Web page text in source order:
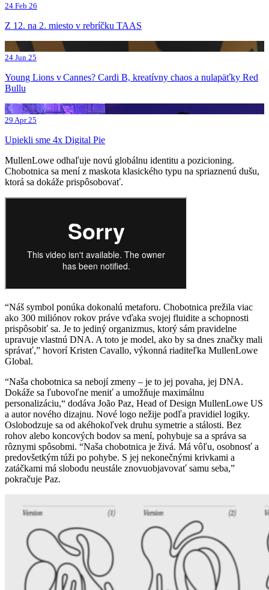
24 Feb 26
Z 12. na 2. miesto v rebríčku TAAS
24 Jun 25
Young Lions v Cannes? Cardi B, kreatívny chaos a nulapäťky Red
Bullu
29 Apr 25
Upiekli sme 4x Digital Pie
MullenLowe odhaľuje novú globálnu identitu a pozicioning.
Chobotnica sa mení z maskota klasického typu na spriaznenú dušu,
ktorá sa dokáže prispôsobovať.
“Náš symbol ponúka dokonalú metaforu. Chobotnica prežila viac
ako 300 miliónov rokov práve vďaka svojej fluidite a schopnosti
prispôsobiť sa. Je to jediný organizmus, ktorý sám pravidelne
upravuje vlastnú DNA. A toto je model, ako by sa dnes značky mali
správať,” hovorí Kristen Cavallo, výkonná riaditeľka MullenLowe
Global.
“Naša chobotnica sa nebojí zmeny – je to jej povaha, jej DNA.
Dokáže sa ľubovoľne meniť a umožňuje maximálnu
personalizáciu,“ dodáva João Paz, Head of Design MullenLowe US
a autor nového dizajnu. Nové logo nežije podľa pravidiel logiky.
Oslobodzuje sa od akéhokoľvek druhu symetrie a stálosti. Bez
rohov alebo koncových bodov sa mení, pohybuje sa a správa sa
rôznymi spôsobmi. “Naša chobotnica je živá. Má vôľu, osobnosť a
predovšetkým túži po pohybe. S jej nekonečnými krivkami a
zatáčkami má slobodu neustále znovuobjavovať samu seba,”
pokračuje Paz.